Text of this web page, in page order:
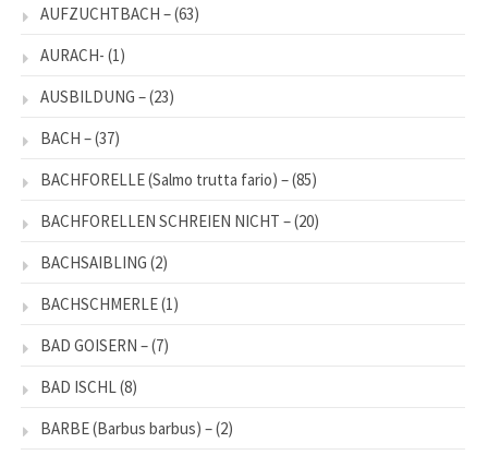
AUFZUCHTBACH –(63)
AURACH- (1)
AUSBILDUNG –(23)
BACH –(37)
BACHFORELLE (Salmo trutta fario) –(85)
BACHFORELLEN SCHREIEN NICHT –(20)
BACHSAIBLING (2)
BACHSCHMERLE(1)
BAD GOISERN –(7)
BAD ISCHL(8)
BARBE (Barbus barbus) –(2)